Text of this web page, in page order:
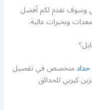
وسوف نقدم لكم أفضل
وبخبرات عالية.
متخصص في تفصيل
كيربي للحدائق